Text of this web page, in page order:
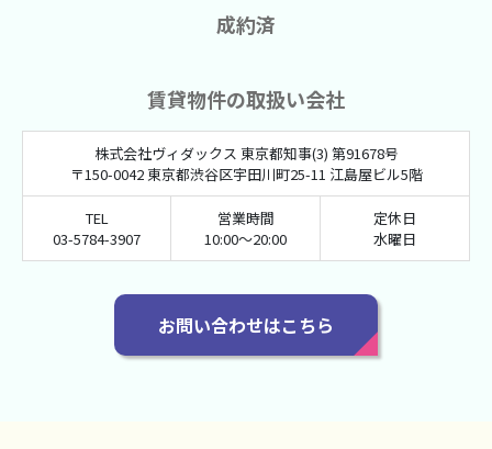
成約済
賃貸物件の取扱い会社
株式会社ヴィダックス 東京都知事(3) 第91678号
〒150-0042 東京都渋谷区宇田川町25-11 江島屋ビル5階
TEL
03-5784-3907
営業時間
10:00～20:00
定休日
水曜日
お問い合わせはこちら